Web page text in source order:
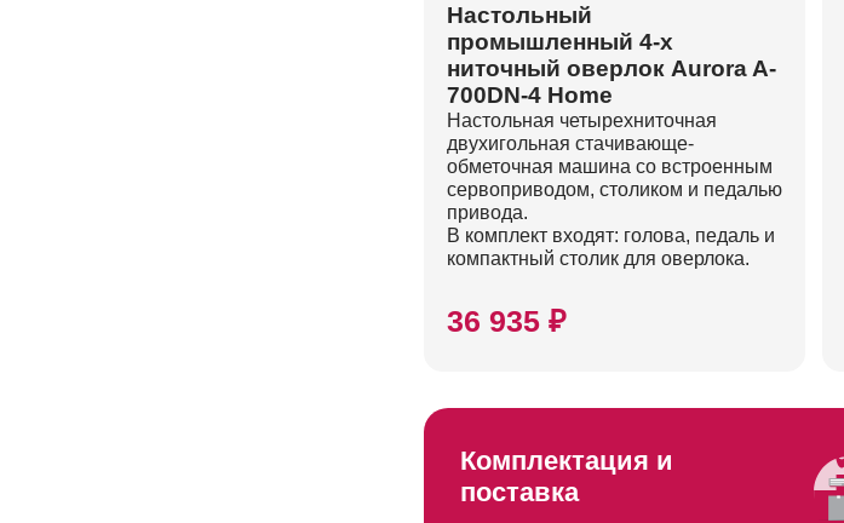
Настольный
промышленный 4-х
ниточный оверлок Aurora A-
700DN-4 Home
Настольная четырехниточная
двухигольная стачивающе-
обметочная машина со встроенным
сервоприводом, столиком и педалью
привода.
В комплект входят: голова, педаль и
компактный столик для оверлока.
36 935 ₽
Комплектация и
поставка